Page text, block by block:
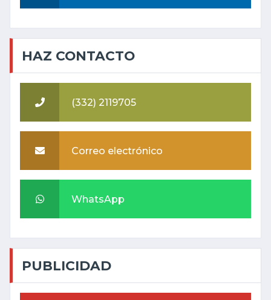
HAZ CONTACTO
(332) 2119705
Correo electrónico
WhatsApp
PUBLICIDAD